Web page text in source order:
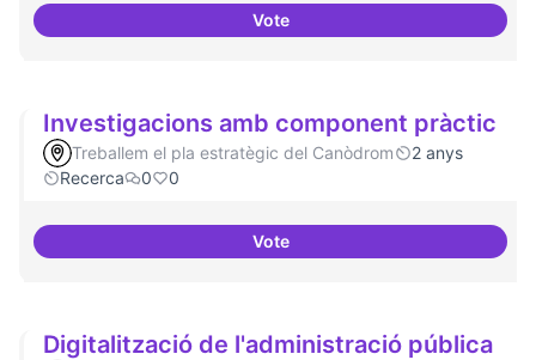
VoteIA i drets humans
Investigacions amb component pràctic
Treballem el pla estratègic del Canòdrom
2 anys
Recerca
0 0
VoteInvestigacions amb component
Digitalització de l'administració pública